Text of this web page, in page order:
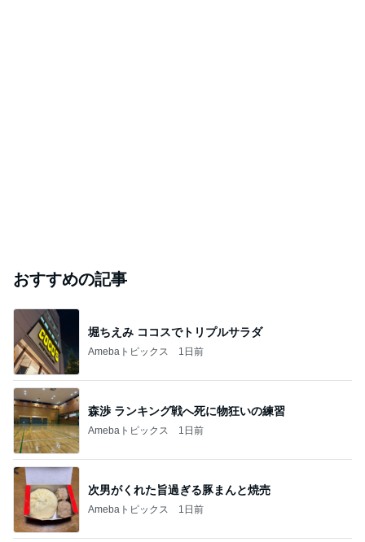
おすすめの記事
堀ちえみ ココスでトリプルサラダ
Amebaトピックス 1日前
森渉 ランキング戦へ死に物狂いの練習
Amebaトピックス 1日前
次男がくれた旨過ぎる豚まんと焼売
Amebaトピックス 1日前